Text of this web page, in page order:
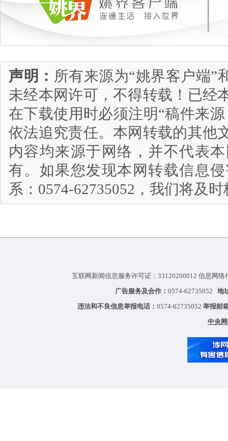
声明： 所有来源为“姚界客户端”
未经本网许可，不得转载！已经
在下载使用时必须注明“稿件来
依法追究责任。本网转载的其他
内容均来源于网络，并不代表
有。如果您发现本网转载信息
系：0574-62735052，我们将及
互联网新闻信息服务许可证：33120200012 信息网
广告服务及合作： 0574-62735052 地
违法和不良信息举报电话： 0574-62735052 举报邮
中央